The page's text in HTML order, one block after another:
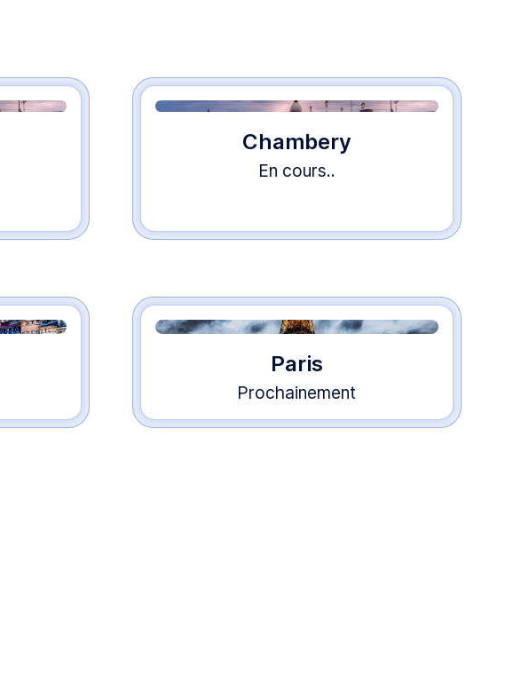
Chambery
En cours..
Paris
Prochainement